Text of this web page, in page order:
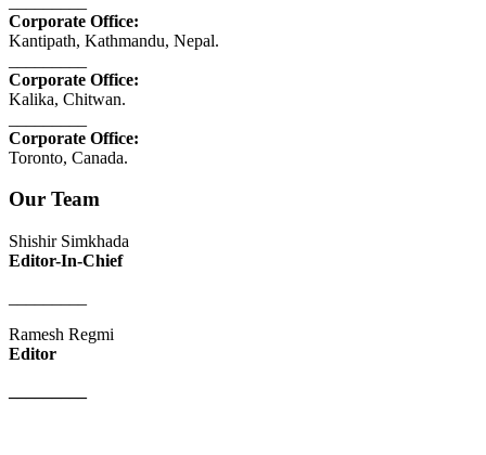
Corporate Office:
Kantipath, Kathmandu, Nepal.
Corporate Office:
Kalika, Chitwan.
Corporate Office:
Toronto, Canada.
Our Team
Shishir Simkhada
Editor-In-Chief
Ramesh Regmi
Editor